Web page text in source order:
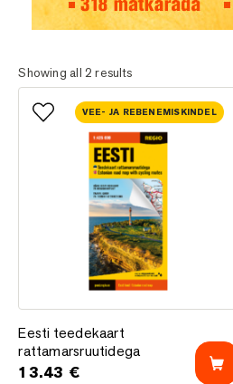
Showing all 2 results
VEE- JA REBENEMISKINDEL
Lisa lemmikutesse
Eesti teedekaart
rattamarsruutidega
13.43 €